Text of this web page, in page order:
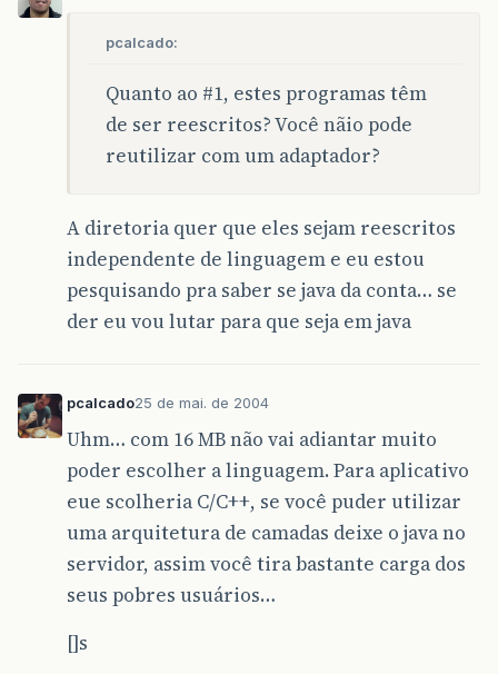
pcalcado:
Quanto ao #1, estes programas têm
de ser reescritos? Você nãio pode
reutilizar com um adaptador?
A diretoria quer que eles sejam reescritos
independente de linguagem e eu estou
pesquisando pra saber se java da conta… se
der eu vou lutar para que seja em java
pcalcado25 de mai. de 2004
Uhm… com 16 MB não vai adiantar muito
poder escolher a linguagem. Para aplicativo
eue scolheria C/C++, se você puder utilizar
uma arquitetura de camadas deixe o java no
servidor, assim você tira bastante carga dos
seus pobres usuários…
[]s